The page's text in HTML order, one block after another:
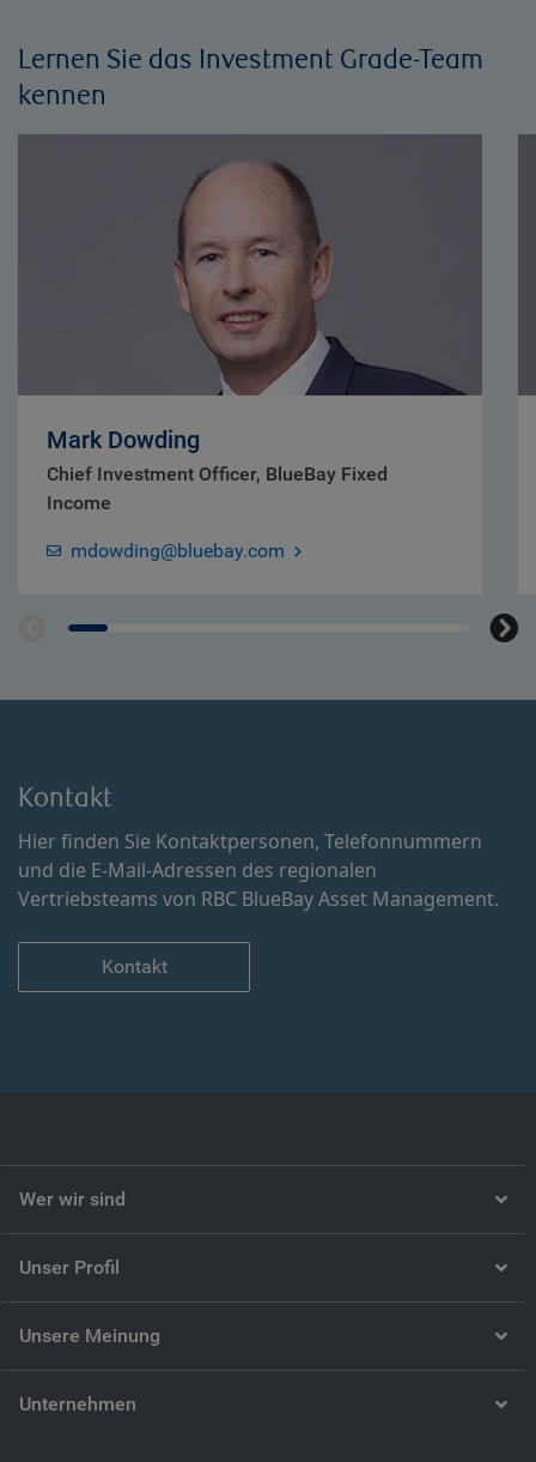
Lernen Sie das Investment Grade-Team
kennen
Mark Dowding
Chief Investment Officer, BlueBay Fixed
Income
mdowding@bluebay.com
Kontakt
Hier finden Sie Kontaktpersonen, Telefonnummern
und die E-Mail-Adressen des regionalen
Vertriebsteams von RBC BlueBay Asset Management.
Kontakt
Wer wir sind
Unser Profil
Unsere Meinung
Unternehmen